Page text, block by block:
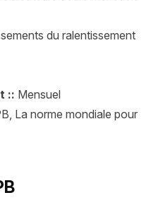
du ralentissement
:: Mensuel
La norme mondiale pour